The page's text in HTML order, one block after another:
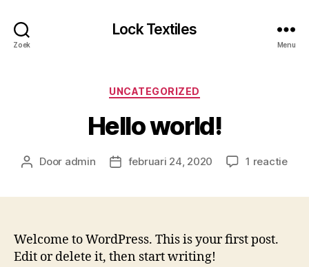
Zoek
Lock Textiles
Menu
Categorieën
UNCATEGORIZED
Hello world!
Berichtauteur
Door admin Berichtdatum
februari 24, 2020 1 reactieop
Welcome to WordPress. This is your first post.
Edit or delete it, then start writing!